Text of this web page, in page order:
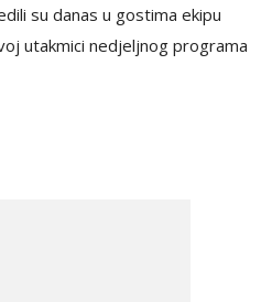
su danas u gostima ekipu
utakmici nedjeljnog programa